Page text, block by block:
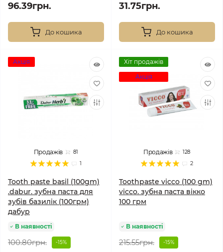
96.39грн.
До кошика
31.75грн.
До кошика
Акція
1
Продажів 81
Tooth paste basil (100gm)
.dabur. зубна паста для
зубів базилік (100грм)
дабур
В наявності
100.80грн. -15%
Хіт продажів
Акція
2
Продажів 128
Toothpaste vicco (100 gm)
vicco. зубна паста вікко
100 грм
В наявності
215.55грн. -15%